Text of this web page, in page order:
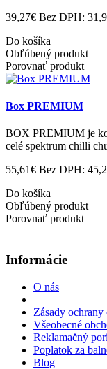
39,27€ Bez DPH:
Do košíka
Obľúbený produkt
Porovnať produkt
Box PREMIUM
BOX PREMIUM je
celé spektrum chilli
55,61€ Bez DPH:
Do košíka
Obľúbený produkt
Porovnať produkt
Informácie
O nás
Zásady
Všeobecné
Reklamačný
Poplatok za
Blog